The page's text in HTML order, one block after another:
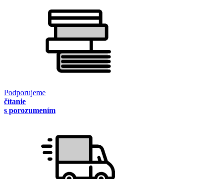
Podporujeme
čítanie
s porozumením